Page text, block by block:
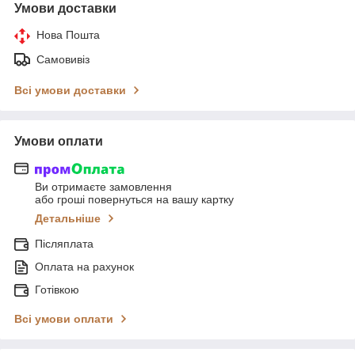
Умови доставки
Нова Пошта
Самовивіз
Всі умови доставки
Умови оплати
Ви отримаєте замовлення
або гроші повернуться на вашу картку
Детальніше
Післяплата
Оплата на рахунок
Готівкою
Всі умови оплати